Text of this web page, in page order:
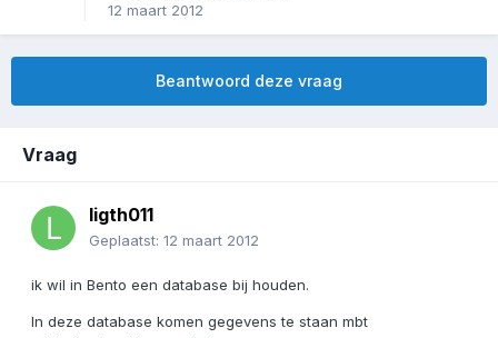
12 maart 2012
Beantwoord deze vraag
Vraag
ligth011
Geplaatst: 12 maart 2012
ik wil in Bento een database bij houden.
In deze database komen gegevens te staan mbt